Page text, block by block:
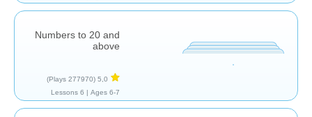
Numbers to 20 and
above
5,0
(277970 Plays)
Ages 6-7 |
6 Lessons